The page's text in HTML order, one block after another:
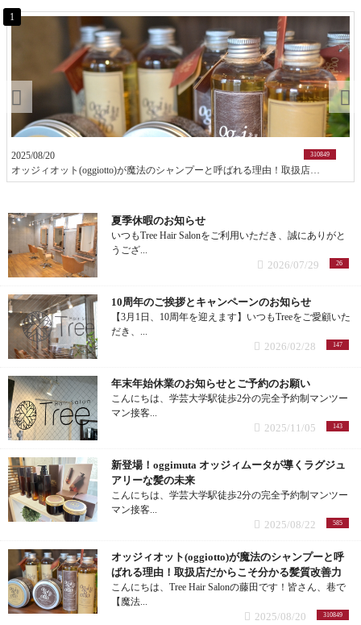
メンズカット (10記事)
前髪カット (1記事)
子供カット (5記事)
ヘアドネーション (1記事)
アッシュ (12記事)
モノトーン (4記事)
スモーク (1記事)
バイオレット (3記事)
ピンク (2記事)
グレージュ (1記事)
ショコラ (2記事)
インナーカラー (1記事)
白髪染め (9記事)
黒染め (1記事)
1
2025/08/20 310849
オッジィオット(oggiotto)が魔法のシャンプーと呼ばれる理由！取扱店だからこそ分かる髪質改善力
夏季休暇のお知らせ
いつもTree Hair Salonをご利用いただき、誠にありがと
うござ...
26
2026/07/29
10周年のご挨拶とキャンペーンのお知らせ
【3月1日、10周年を迎えます】いつもTreeをご愛顧いた
だき、...
147
2026/02/28
年末年始休業のお知らせとご予約のお願い
こんにちは、学芸大学駅徒歩2分の完全予約制マンツー
マン接客...
143
2025/11/05
新登場！oggimuta オッジィムータが導くラグジュ
アリーな髪の未来
こんにちは、学芸大学駅徒歩2分の完全予約制マンツー
マン接客...
585
2025/08/22
オッジィオット(oggiotto)が魔法のシャンプーと呼
ばれる理由！取扱店だからこそ分かる髪質改善力
こんにちは、Tree Hair Salonの藤田です！皆さん、巷で
【魔法...
310849
2025/08/20